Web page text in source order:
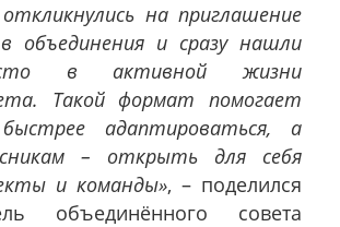
на приглашение
объединения и сразу нашли
в активной жизни
Такой формат помогает
адаптироваться, а
– открыть для себя
и команды», – поделился
объединённого совета